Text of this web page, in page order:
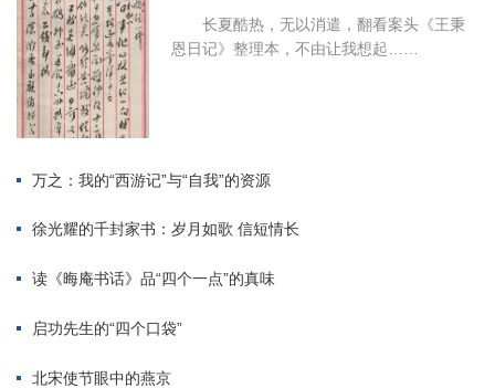
长夏酷热，无以消遣，翻看案头《王秉
恩日记》整理本，不由让我想起……
万之：我的“西游记”与“自我”的资源
徐光耀的千封家书：岁月如歌 信短情长
读《晦庵书话》品“四个一点”的真味
启功先生的“四个口袋”
北宋使节眼中的燕京